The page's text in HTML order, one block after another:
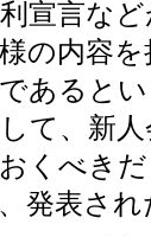
宣言な
の内容
あると
て、新
くべき
発表さ